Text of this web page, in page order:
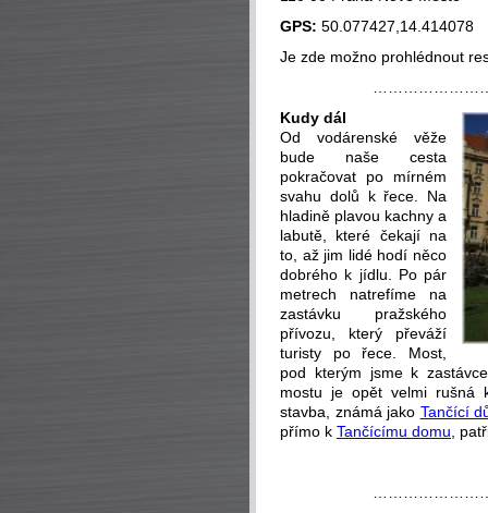
GPS: 50.077427,14.414078
Je zde možno prohlédnout
Kudy dál
Od vodárenské věže
bude naše cesta
pokračovat po mírném
svahu dolů k řece. Na
hladině plavou kachny a
labutě, které čekají na
to, až jim lidé hodí něco
dobrého k jídlu. Po pár
metrech natrefíme na
zastávku pražského
přívozu, který převáží
turisty po řece. Most,
pod kterým jsme k
mostu je opět velmi rušná
stavba, známá jako Tančící
přímo k Tančícímu domu,